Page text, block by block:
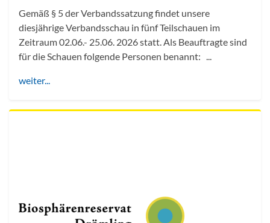
Gemäß § 5 der Verbandssatzung findet unsere
diesjährige Verbandsschau in fünf Teilschauen im
Zeitraum 02.06.- 25.06. 2026 statt. Als Beauftragte sind
für die Schauen folgende Personen benannt: ...
weiter...